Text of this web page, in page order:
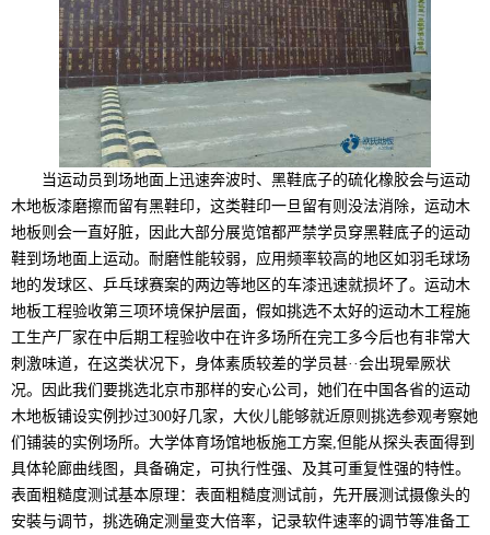
当运动员到场地面上迅速奔波时、黑鞋底子的硫化橡胶会与运动
木地板漆磨擦而留有黑鞋印，这类鞋印一旦留有则没法消除，运动木
地板则会一直好脏，因此大部分展览馆都严禁学员穿黑鞋底子的运动
鞋到场地面上运动。耐磨性能较弱，应用频率较高的地区如羽毛球场
地的发球区、乒乓球赛案的两边等地区的车漆迅速就损坏了。运动木
地板工程验收第三项环境保护层面，假如挑选不太好的运动木工程施
工生产厂家在中后期工程验收中在许多场所在完工多今后也有非常大
刺激味道，在这类状况下，身体素质较差的学员甚··会出現晕厥状
况。因此我们要挑选北京市那样的安心公司，她们在中国各省的运动
木地板铺设实例抄过300好几家，大伙儿能够就近原则挑选参观考察她
们铺装的实例场所。大学体育场馆地板施工方案,但能从探头表面得到
具体轮廊曲线图，具备确定，可执行性强、及其可重复性强的特性。
表面粗糙度测试基本原理：表面粗糙度测试前，先开展测试摄像头的
安裝与调节，挑选确定测量变大倍率，记录软件速率的调节等准备工